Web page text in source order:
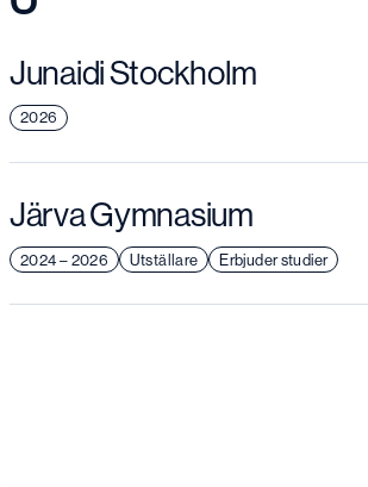
Junaidi Stockholm
2026
Järva Gymnasium
2024 – 2026 Utställare Erbjuder studier